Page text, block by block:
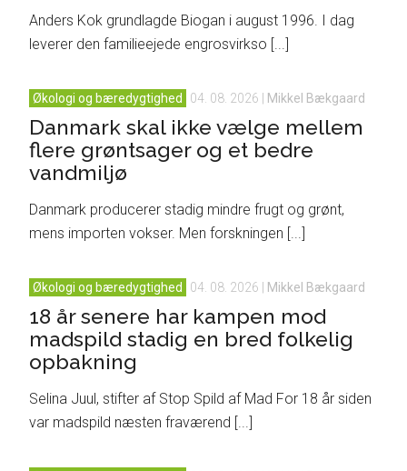
Anders Kok grundlagde Biogan i august 1996. I dag
leverer den familieejede engrosvirkso [...]
Økologi og bæredygtighed 04. 08. 2026 Mikkel Bækgaard
Danmark skal ikke vælge mellem
flere grøntsager og et bedre
vandmiljø
Danmark producerer stadig mindre frugt og grønt,
mens importen vokser. Men forskningen [...]
Økologi og bæredygtighed 04. 08. 2026 Mikkel Bækgaard
18 år senere har kampen mod
madspild stadig en bred folkelig
opbakning
Selina Juul, stifter af Stop Spild af Mad For 18 år siden
var madspild næsten fraværend [...]